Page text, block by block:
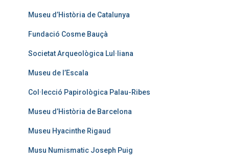
Museu d’Història de Catalunya
Fundació Cosme Bauçà
Societat Arqueològica Lul·liana
Museu de l’Escala
Col·lecció Papirològica Palau-Ribes
Museu d’Història de Barcelona
Museu Hyacinthe Rigaud
Musu Numismatic Joseph Puig